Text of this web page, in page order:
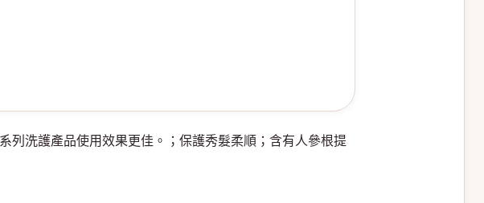
列洗護產品使用效果更佳。；保護秀髮柔順；含有人參根提